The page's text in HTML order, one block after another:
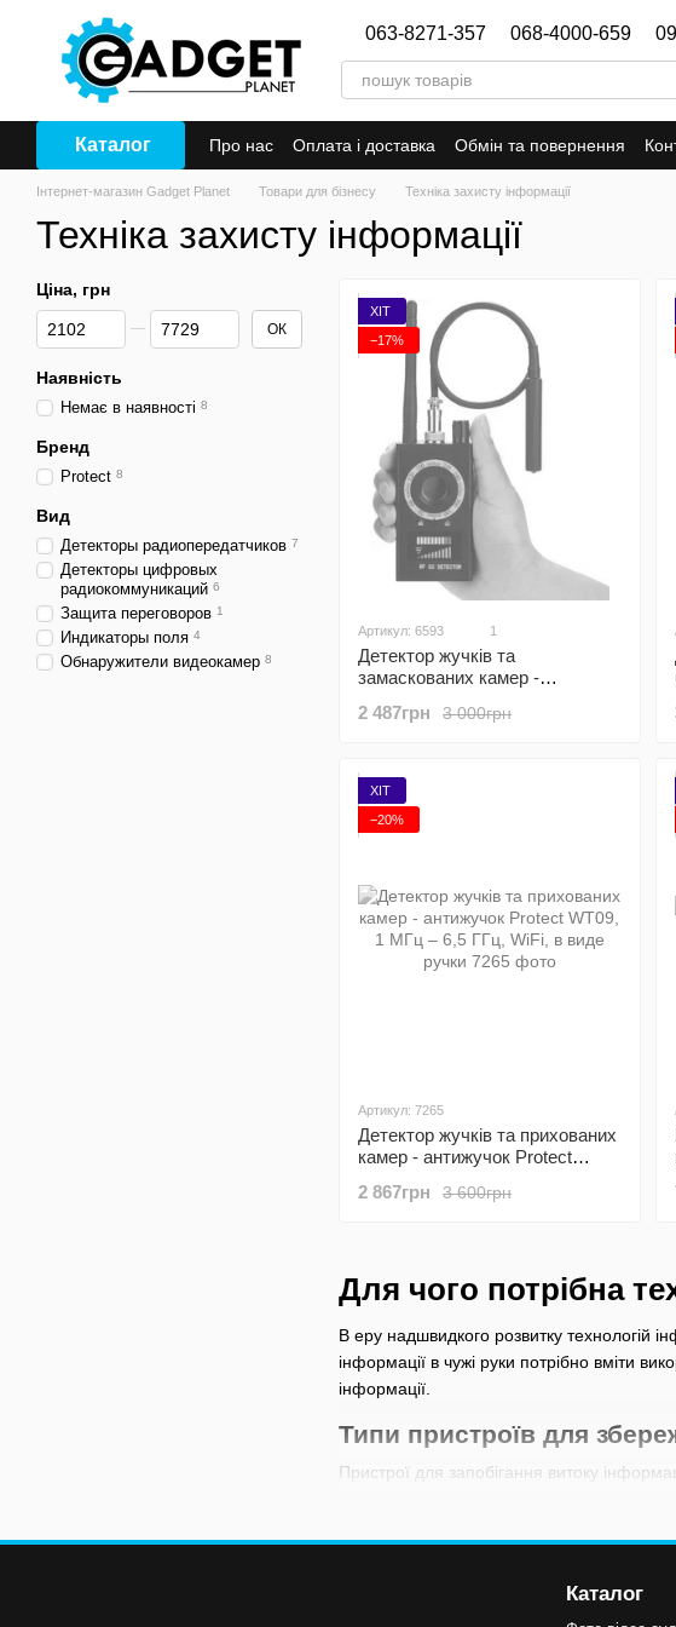
Перейти до основного контенту
063-8271-357 068-4000-659
Каталог Про нас Оплата і доставка Обмін та повернення
Інтернет-магазин Gadget Planet Товари для бізнесу Техніка захисту інформації
Техніка захисту інформації
Для чого потрібна
В еру надшвидкого розвитку технологій
інформації в чужі руки потрібно вміти
інформації.
Типи пристроїв для
Пристрої для запобігання витоку
Кожен вид має свої особливості,
Відмінності кожного
Детектори прихованих камер
ХІТ
−17%
Артикул: 6593 1
Детектор жучків та
замаскованих камер -
ГГц
3 000грн
2 487грн
ХІТ
−20%
Артикул: 7265
Детектор жучків та прихованих
камер - антижучок Protect
виде ручки3 600грн
2 867грн
Ціна, грн
Від Ціна, грн
До Ціна, грн ОК
Наявність
Немає в наявності 8
Бренд
Protect 8
Вид
Детекторы радиопередатчиков 7
Детекторы цифровых
радиокоммуникаций 6
Защита переговоров 1
Индикаторы поля 4
Обнаружители видеокамер 8
Каталог